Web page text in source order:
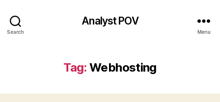
Search
Analyst POV
Menu
Tag: Webhosting